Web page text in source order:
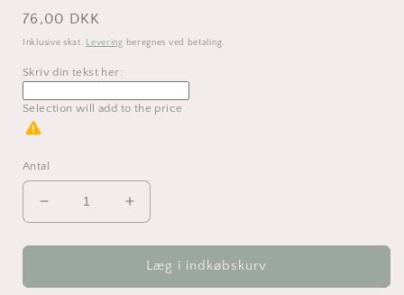
Normalpris
76,00 DKK
Inklusive skat. Levering beregnes ved betaling.
Skriv din tekst her:
Selection will add to the price
Antal
Reducer
antallet
for
læder
Øg
antallet
for
Ægte
læder
Læg i indkøbskurv